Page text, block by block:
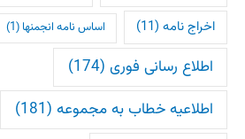
اخراج نامه (11) اساس نامه انجمنها (1)
اطلاع رسانی فوری (174)
اطلاعیه خطاب به مجموعه (181)